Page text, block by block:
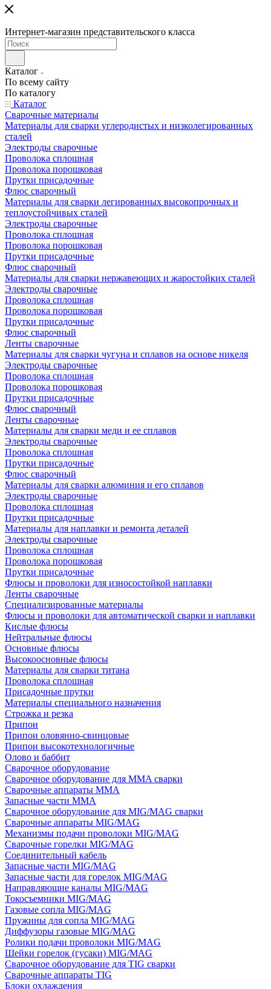
Интернет-магазин представительского класса
Каталог
По всему сайту
По каталогу
Каталог
Сварочные материалы
Материалы для сварки углеродистых и низколегированных
сталей
Электроды сварочные
Проволока сплошная
Проволока порошковая
Прутки присадочные
Флюс сварочный
Материалы для сварки легированных высокопрочных и
теплоустойчивых сталей
Электроды сварочные
Проволока сплошная
Проволока порошковая
Прутки присадочные
Флюс сварочный
Материалы для сварки нержавеющих и жаростойких сталей
Электроды сварочные
Проволока сплошная
Проволока порошковая
Прутки присадочные
Флюс сварочный
Ленты сварочные
Материалы для сварки чугуна и сплавов на основе никеля
Электроды сварочные
Проволока сплошная
Проволока порошковая
Прутки присадочные
Флюс сварочный
Ленты сварочные
Материалы для сварки меди и ее сплавов
Электроды сварочные
Проволока сплошная
Прутки присадочные
Флюс сварочный
Материалы для сварки алюминия и его сплавов
Электроды сварочные
Проволока сплошная
Прутки присадочные
Материалы для наплавки и ремонта деталей
Электроды сварочные
Проволока сплошная
Проволока порошковая
Прутки присадочные
Флюсы и проволоки для износостойкой наплавки
Ленты сварочные
Специализированные материалы
Флюсы и проволоки для автоматической сварки и наплавки
Кислые флюсы
Нейтральные флюсы
Основные флюсы
Высокоосновные флюсы
Материалы для сварки титана
Проволока сплошная
Присадочные прутки
Материалы специального назначения
Строжка и резка
Припои
Припои оловянно-свинцовые
Припои высокотехнологичные
Олово и баббит
Сварочное оборудование
Сварочное оборудование для MMA сварки
Сварочные аппараты MMA
Запасные части MMA
Сварочное оборудование для MIG/MAG сварки
Сварочные аппараты MIG/MAG
Механизмы подачи проволоки MIG/MAG
Сварочные горелки MIG/MAG
Соединительный кабель
Запасные части MIG/MAG
Запасные части для горелок MIG/MAG
Направляющие каналы MIG/MAG
Токосъемники MIG/MAG
Газовые сопла MIG/MAG
Пружины для сопла MIG/MAG
Диффузоры газовые MIG/MAG
Ролики подачи проволоки MIG/MAG
Шейки горелок (гусаки) MIG/MAG
Сварочное оборудование для TIG сварки
Сварочные аппараты TIG
Блоки охлаждения